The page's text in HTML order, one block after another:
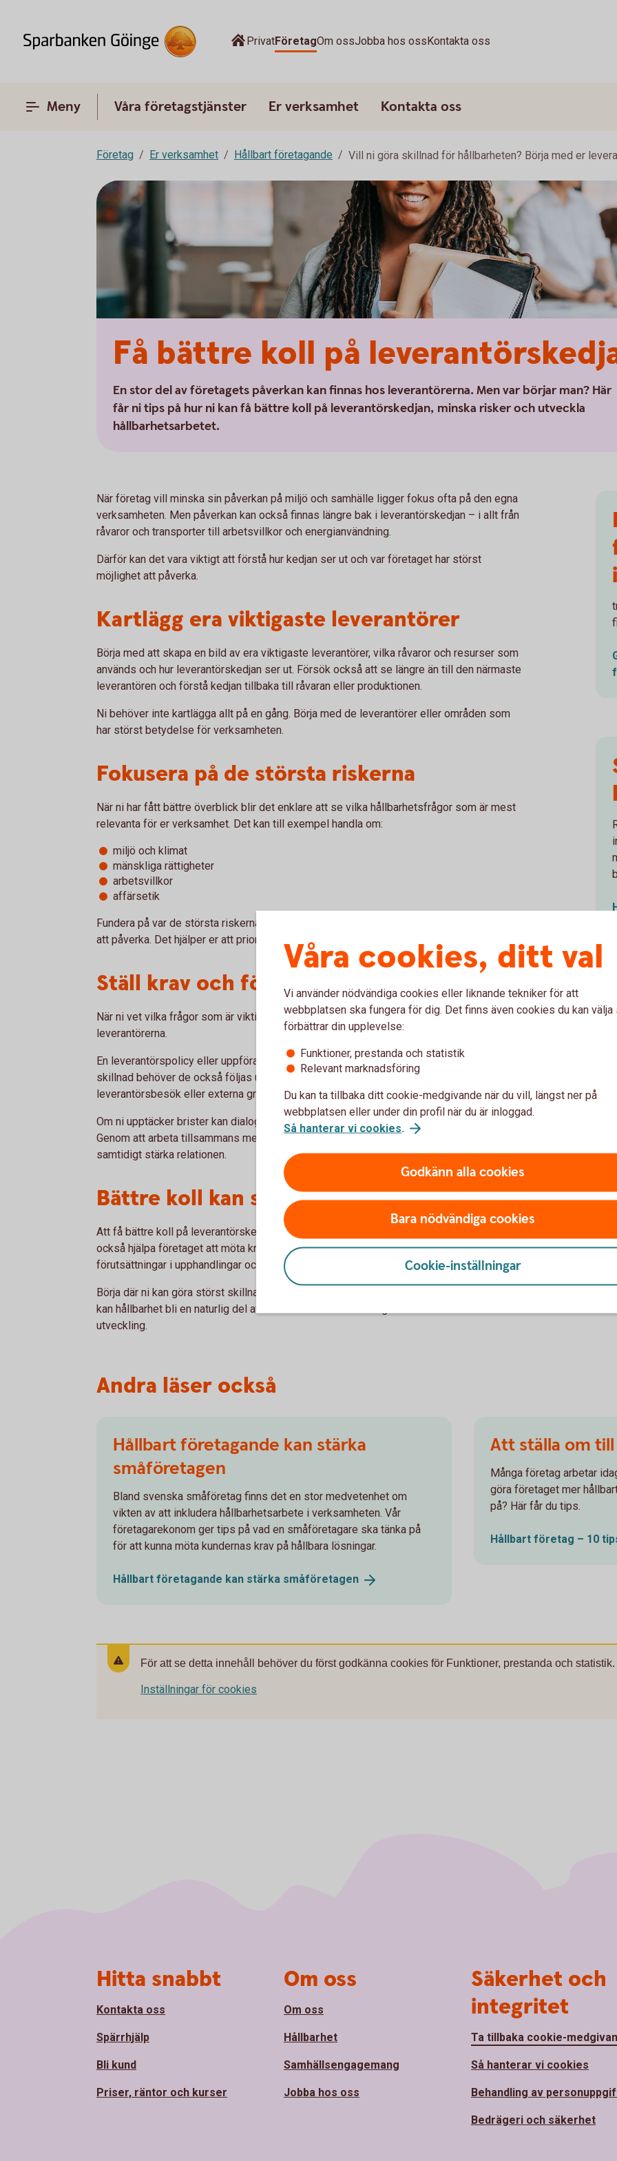
PrivatFöretagOm ossJobba hos ossKontakta oss
Meny Våra företagstjänster Er verksamhet Kontakta oss
Företag Er verksamhet Hållbart företagande Vill ni göra skillnad för hållbarheten? Börja med er
Få bättre koll på
En stor del av företagets påverkan kan finnas hos leverantörerna. Men var börjar man? Här
får ni tips på hur ni kan få bättre koll på leverantörskedjan, minska risker och utveckla
hållbarhetsarbetet.
När företag vill minska sin påverkan på miljö och samhälle ligger fokus ofta på den egna
verksamheten. Men påverkan kan också finnas längre bak i leverantörskedjan – i allt från
råvaror och transporter till arbetsvillkor och energianvändning.
Därför kan det vara viktigt att förstå hur kedjan ser ut och var företaget har störst
möjlighet att påverka.
Kartlägg era viktigaste leverantörer
Börja med att skapa en bild av era viktigaste leverantörer, vilka råvaror och resurser som
används och hur leverantörskedjan ser ut. Försök också att se längre än till den närmaste
leverantören och förstå kedjan tillbaka till råvaran eller produktionen.
Ni behöver inte kartlägga allt på en gång. Börja med de leverantörer eller områden som
har störst betydelse för verksamheten.
Fokusera på de största riskerna
När ni har fått bättre överblick blir det enklare att se vilka hållbarhetsfrågor som är mest
relevanta för er verksamhet. Det kan till exempel handla om:
miljö och klimat
mänskliga rättigheter
arbetsvillkor
affärsetik
Fundera på var de största riskerna finns och inom vilka områden ni har störst möjlighet
att påverka. Det hjälper er att prioritera och sätta mål för arbetet.
Ställ krav och följ upp
När ni vet vilka frågor som är viktigast blir det enklare att tydliggöra vad ni förväntar er av
leverantörerna.
En leverantörspolicy eller uppförandekod kan vara ett stöd. Men för att kraven ska göra
skillnad behöver de också följas upp. Det kan till exempel ske genom självskattningar,
leverantörsbesök eller externa granskningar, beroende på vilka risker som finns.
Om ni upptäcker brister kan dialog och en tydlig plan för förbättringar vara en väg framåt.
Genom att arbeta tillsammans med leverantörerna kan ni skapa förändring över tid och
samtidigt stärka relationen.
Bättre koll kan stärka affären
Att få bättre koll på leverantörskedjan handlar inte bara om att minska risker. Det kan
också hjälpa företaget att möta krav från kunder och andra intressenter, ge bättre
förutsättningar i upphandlingar och stärka konkurrenskraften.
Börja där ni kan göra störst skillnad, sätt tydliga mål och följ upp arbetet. Steg för steg
kan hållbarhet bli en naturlig del av hur ni arbetar med företagets leverantörer och
utveckling.
Andra läser också
Hållbart företagande kan stärka
småföretagen
Bland svenska småföretag finns det en stor medvetenhet om
vikten av att inkludera hållbarhetsarbete i verksamheten. Vår
företagarekonom ger tips på vad en småföretagare ska tänka på
för att kunna möta kundernas krav på hållbara lösningar.
Hållbart företagande kan stärka småföretagen
Att ställa om
Många företag arbetar
göra företaget mer
på? Här får du tips.
Hållbart företag – 10
För att se detta innehåll behöver du först godkänna cookies för Funktioner, prestanda och statistik.
Inställningar för cookies
Våra cookies, ditt val
Vi använder nödvändiga cookies eller liknande tekniker för att
webbplatsen ska fungera för dig. Det finns även cookies du kan välja
förbättrar din upplevelse:
Funktioner, prestanda och statistik
Relevant marknadsföring
Du kan ta tillbaka ditt cookie-medgivande när du vill, längst ner på
webbplatsen eller under din profil när du är inloggad.
Så hanterar vi cookies.
Godkänn alla cookies
Bara nödvändiga cookies
Cookie-inställningar
Hitta snabbt
Kontakta oss
Spärrhjälp
Bli kund
Priser, räntor och kurser
Om oss
Om oss
Hållbarhet
Samhällsengagemang
Jobba hos oss
Säkerhet och
integritet
Ta tillbaka cookie-
Så hanterar vi cookies
Behandling av
Bedrägeri och säkerhet